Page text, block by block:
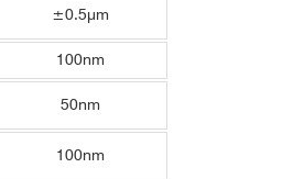
±0.5μm
100nm
50nm
100nm